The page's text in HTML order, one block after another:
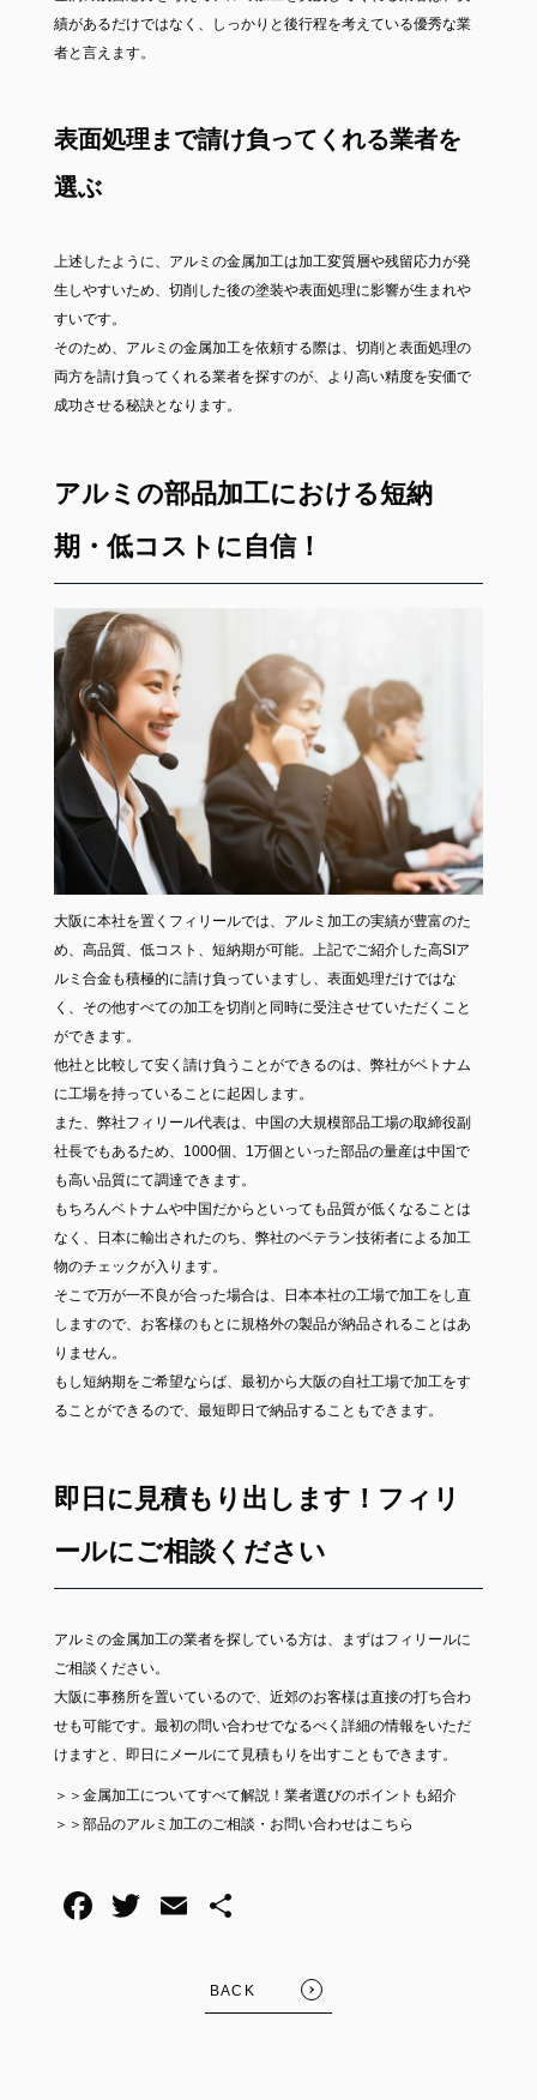
績があるだけではなく、しっかりと後行程を考えている優秀な業
者と言えます。
表面処理まで請け負ってくれる業者を
選ぶ
上述したように、アルミの金属加工は加工変質層や残留応力が発
生しやすいため、切削した後の塗装や表面処理に影響が生まれや
すいです。
そのため、アルミの金属加工を依頼する際は、切削と表面処理の
両方を請け負ってくれる業者を探すのが、より高い精度を安価で
成功させる秘訣となります。
アルミの部品加工における短納
期・低コストに自信！
大阪に本社を置くフィリールでは、アルミ加工の実績が豊富のた
め、高品質、低コスト、短納期が可能。上記でご紹介した高SIア
ルミ合金も積極的に請け負っていますし、表面処理だけではな
く、その他すべての加工を切削と同時に受注させていただくこと
ができます。
他社と比較して安く請け負うことができるのは、弊社がベトナム
に工場を持っていることに起因します。
また、弊社フィリール代表は、中国の大規模部品工場の取締役副
社長でもあるため、1000個、1万個といった部品の量産は中国で
も高い品質にて調達できます。
もちろんベトナムや中国だからといっても品質が低くなることは
なく、日本に輸出されたのち、弊社のベテラン技術者による加工
物のチェックが入ります。
そこで万が一不良が合った場合は、日本本社の工場で加工をし直
しますので、お客様のもとに規格外の製品が納品されることはあ
りません。
もし短納期をご希望ならば、最初から大阪の自社工場で加工をす
ることができるので、最短即日で納品することもできます。
即日に見積もり出します！フィリ
ールにご相談ください
アルミの金属加工の業者を探している方は、まずはフィリールに
ご相談ください。
大阪に事務所を置いているので、近郊のお客様は直接の打ち合わ
せも可能です。最初の問い合わせでなるべく詳細の情報をいただ
けますと、即日にメールにて見積もりを出すこともできます。
＞＞ 金属加工についてすべて解説！業者選びのポイントも紹介
＞＞ 部品のアルミ加工のご相談・お問い合わせはこちら
BACK